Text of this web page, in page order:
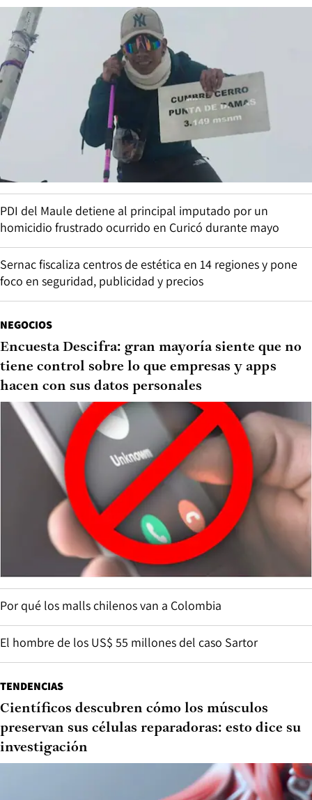
PDI del Maule detiene al principal imputado por un
homicidio frustrado ocurrido en Curicó durante mayo
Sernac fiscaliza centros de estética en 14 regiones y pone
foco en seguridad, publicidad y precios
NEGOCIOS
Encuesta Descifra: gran mayoría siente que no
tiene control sobre lo que empresas y apps
hacen con sus datos personales
Por qué los malls chilenos van a Colombia
El hombre de los US$ 55 millones del caso Sartor
TENDENCIAS
Científicos descubren cómo los músculos
preservan sus células reparadoras: esto dice su
investigación